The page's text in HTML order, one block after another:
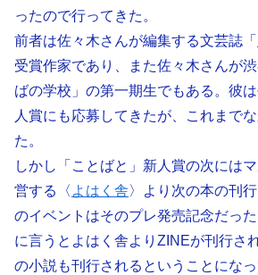
ったので行ってきた。
前者は佐々木さんが編集する文芸誌「
受賞作家であり、また佐々木さんが
ばの学校」の第一期生でもある。彼
人賞にも応募してきたが、これまで
た。
しかし「ことばと」新人賞の次には
営する〈 よはく舎〉より次の本の刊
のイベントはそのプレ発売記念だっ
に言うとよはく舎よりZINEが刊行さ
の小説も刊行されるということにな